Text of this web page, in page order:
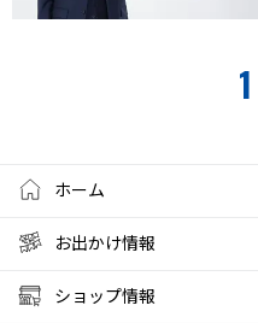
1
ホーム
お出かけ情報
ショップ情報